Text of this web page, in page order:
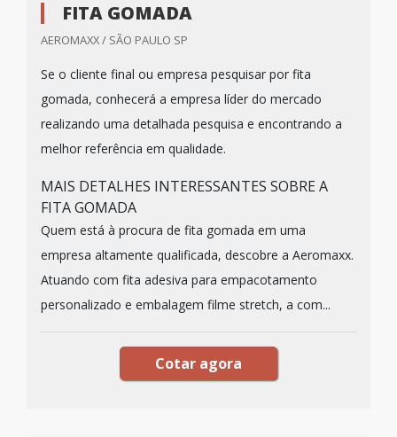
FITA GOMADA
AEROMAXX / SÃO PAULO SP
Se o cliente final ou empresa pesquisar por fita
gomada, conhecerá a empresa líder do mercado
realizando uma detalhada pesquisa e encontrando a
melhor referência em qualidade.
MAIS DETALHES INTERESSANTES SOBRE A
FITA GOMADA
Quem está à procura de fita gomada em uma
empresa altamente qualificada, descobre a Aeromaxx.
Atuando com fita adesiva para empacotamento
personalizado e embalagem filme stretch, a com...
Cotar agora